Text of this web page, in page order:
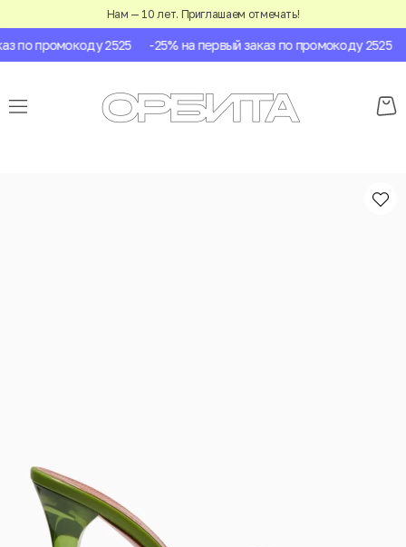
Нам — 10 лет. Приглашаем отмечать!
по промокоду 2525 -25% на первый заказ по промокоду 2525